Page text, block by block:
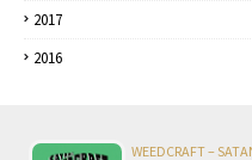
2017
2016
WEEDCRAFT –